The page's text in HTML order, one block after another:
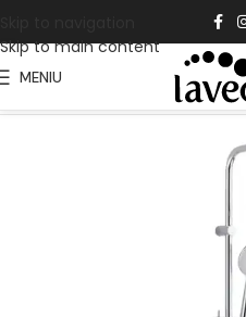
Skip to main content
MENIU
Pradžia Vonios Kambariui Dušai